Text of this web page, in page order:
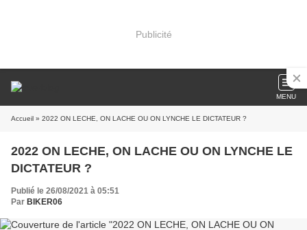
Publicité
MENU
Accueil » 2022 ON LECHE, ON LACHE OU ON LYNCHE LE DICTATEUR ?
2022 ON LECHE, ON LACHE OU ON LYNCHE LE
DICTATEUR ?
Publié le 26/08/2021 à 05:51
Par BIKER06